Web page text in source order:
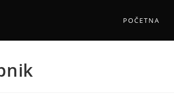
POČETNA